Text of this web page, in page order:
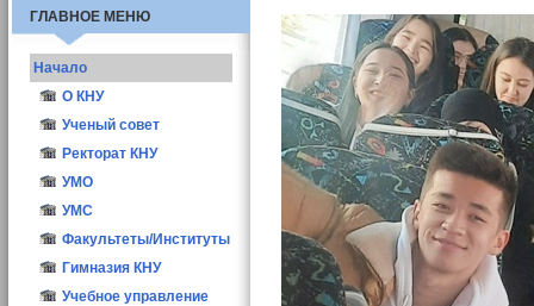
ГЛАВНОЕ МЕНЮ
Начало
О КНУ
Общие сведения
Структура
Атрибутика КНУ
Ректоры КНУ
Опросы
Конкурс ППС-2016
Ученый совет
Иш мерчеми
Состав УС
Заседания УС
Учёный секретарь
Материалы
Ректорат КНУ
УМО
УМС
Факультеты/Институты
Гимназия КНУ
Учебное управление